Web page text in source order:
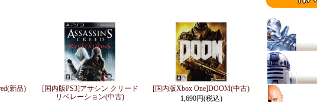
新品)
[国内版PS3]アサシン クリード
リベレーション(中古)
[国内版Xbox One]DOOM(中古)
1,690円(税込)